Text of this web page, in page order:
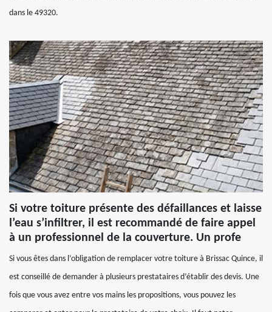
dans le 49320.
Si votre toiture présente des défaillances et laisse
l’eau s’infiltrer, il est recommandé de faire appel
à un professionnel de la couverture. Un profe
Si vous êtes dans l’obligation de remplacer votre toiture à Brissac Quince, il
est conseillé de demander à plusieurs prestataires d’établir des devis. Une
fois que vous avez entre vos mains les propositions, vous pouvez les